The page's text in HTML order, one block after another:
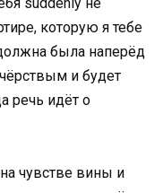
которую я тебе
была наперёд
и будет
речь идёт о
чувстве вины и